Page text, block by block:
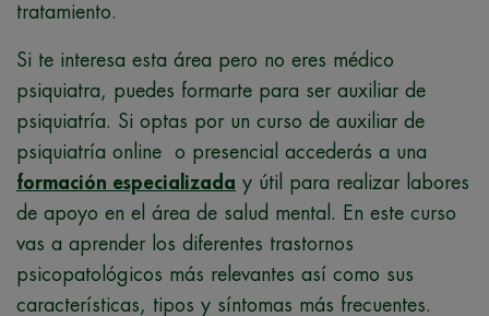
tratamiento.
Si te interesa esta área pero no eres médico
psiquiatra, puedes formarte para ser auxiliar de
psiquiatría. Si optas por un curso de auxiliar de
psiquiatría online o presencial accederás a una
formación especializada y útil para realizar labores
de apoyo en el área de salud mental. En este curso
vas a aprender los diferentes trastornos
psicopatológicos más relevantes así como sus
características, tipos y síntomas más frecuentes.